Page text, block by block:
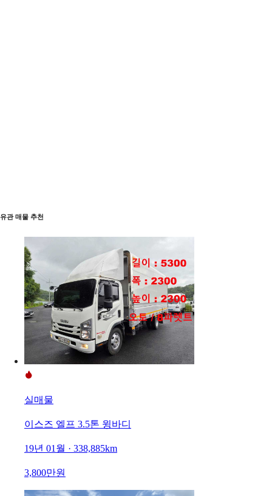
유관 매물 추천
실매물
이스즈 엘프 3.5톤 윙바디
19년 01월 · 338,885km
3,800만원